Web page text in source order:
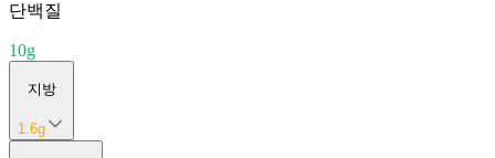
단백질
10g
지방
1.6g